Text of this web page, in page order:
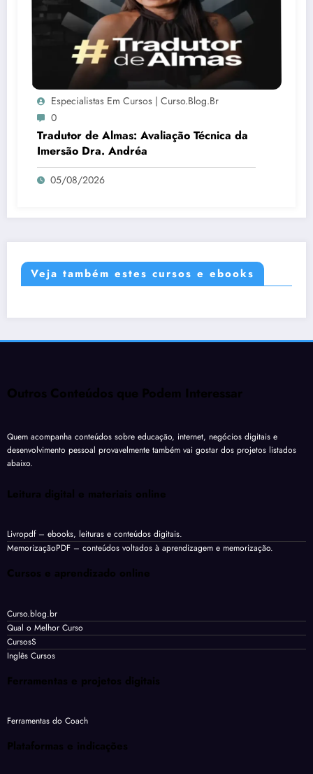
Especialistas Em Cursos | Curso.blog.br
0
Tradutor de Almas: Avaliação Técnica da
Imersão Dra. Andréa
05/08/2026
Veja também estes cursos e ebooks
Outros Conteúdos que Podem Interessar
Quem acompanha conteúdos sobre educação, internet, negócios digitais e
desenvolvimento pessoal provavelmente também vai gostar dos projetos listados
abaixo.
Leitura digital e materiais online
Livropdf– ebooks, leituras e conteúdos digitais.
MemorizaçãoPDF – conteúdos voltados à aprendizagem e memorização.
Cursos e aprendizado online
Curso.blog.br
Qual o Melhor Curso
CursosS
Inglês Cursos
Ferramentas e projetos digitais
Ferramentas do Coach
Plataformas e indicações